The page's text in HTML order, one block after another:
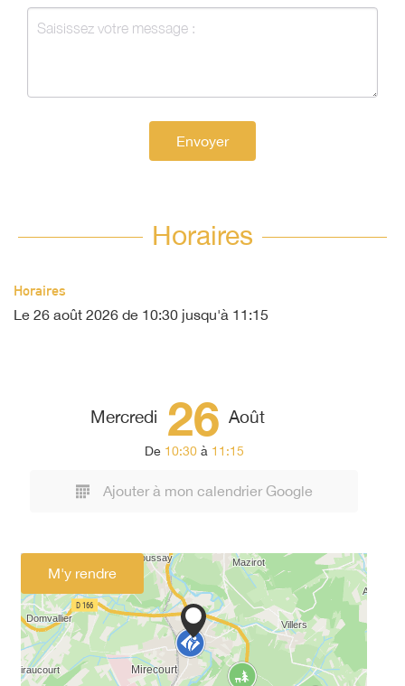
Envoyer
Horaires
Horaires
Le 26 août 2026 de 10:30 jusqu'à 11:15
Mercredi 26 Août
De 10:30 à 11:15
Ajouter à mon calendrier Google
M'y rendre